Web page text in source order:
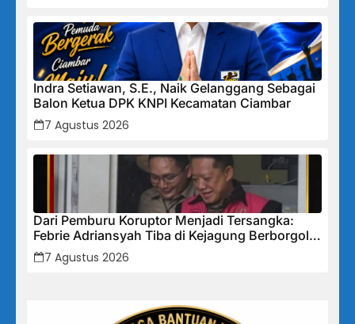
Indra Setiawan, S.E., Naik Gelanggang Sebagai
Balon Ketua DPK KNPI Kecamatan Ciambar
7 Agustus 2026
Dari Pemburu Koruptor Menjadi Tersangka:
Febrie Adriansyah Tiba di Kejagung Berborgol,
Bawa Map Biru dan Senyum Penuh Teka-teki
7 Agustus 2026